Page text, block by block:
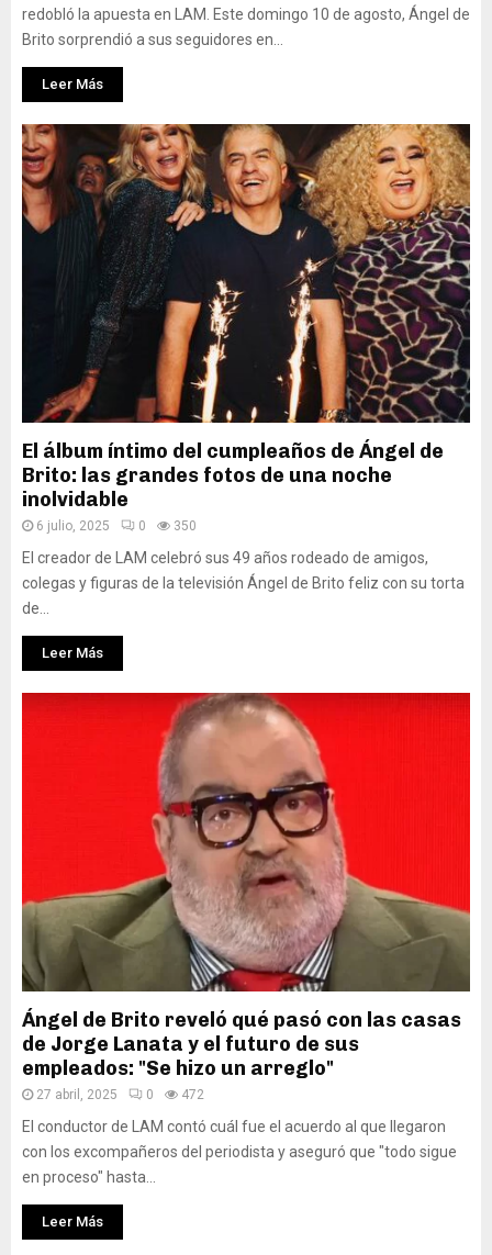
redobló la apuesta en LAM. Este domingo 10 de agosto, Ángel de
Brito sorprendió a sus seguidores en...
Leer Más
El álbum íntimo del cumpleaños de Ángel de
Brito: las grandes fotos de una noche
inolvidable
6 julio, 2025 0 350
El creador de LAM celebró sus 49 años rodeado de amigos,
colegas y figuras de la televisión Ángel de Brito feliz con su torta
de...
Leer Más
Ángel de Brito reveló qué pasó con las casas
de Jorge Lanata y el futuro de sus
empleados: "Se hizo un arreglo"
27 abril, 2025 0 472
El conductor de LAM contó cuál fue el acuerdo al que llegaron
con los excompañeros del periodista y aseguró que "todo sigue
en proceso" hasta...
Leer Más